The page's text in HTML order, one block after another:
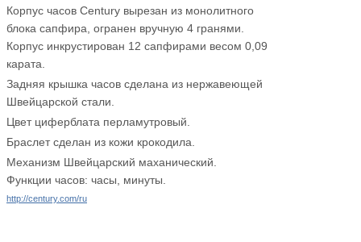
Корпус часов Century вырезан из монолитного
блока сапфира, огранен вручную 4 гранями.
Корпус инкрустирован 12 сапфирами весом 0,09
карата.
Задняя крышка часов сделана из нержавеющей
Швейцарской стали.
Цвет циферблата перламутровый.
Браслет сделан из кожи крокодила.
Механизм Швейцарский маханический.
Функции часов: часы, минуты.
http://century.com/ru